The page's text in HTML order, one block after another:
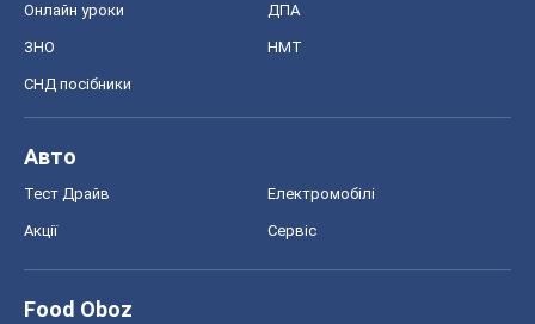
Онлайн уроки ДПА
ЗНО НМТ
СНД посібники
Авто
Тест Драйв Електромобілі
Акції Сервіс
Food Oboz